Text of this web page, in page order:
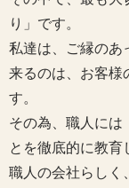
り」です。
私達は、ご縁のあ
来るのは、お客様
す。
その為、職人には
とを徹底的に教育
職人の会社らしく